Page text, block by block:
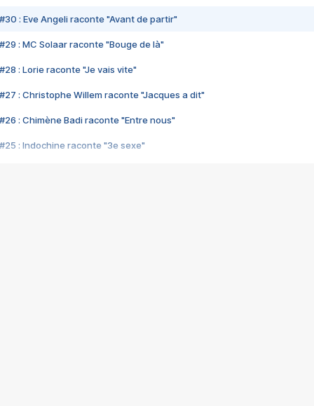
#30 : Eve Angeli raconte "Avant de partir"
#29 : MC Solaar raconte "Bouge de là"
#28 : Lorie raconte "Je vais vite"
#27 : Christophe Willem raconte "Jacques a dit"
#26 : Chimène Badi raconte "Entre nous"
#25 : Indochine raconte "3e sexe"